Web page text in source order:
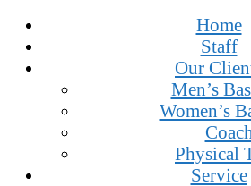
Home
Staff
Our
Men’s
Women’s
Physical
Service